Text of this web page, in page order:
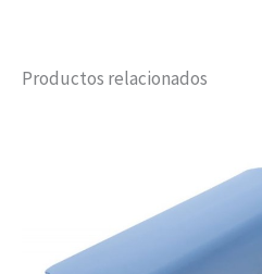
Productos relacionados